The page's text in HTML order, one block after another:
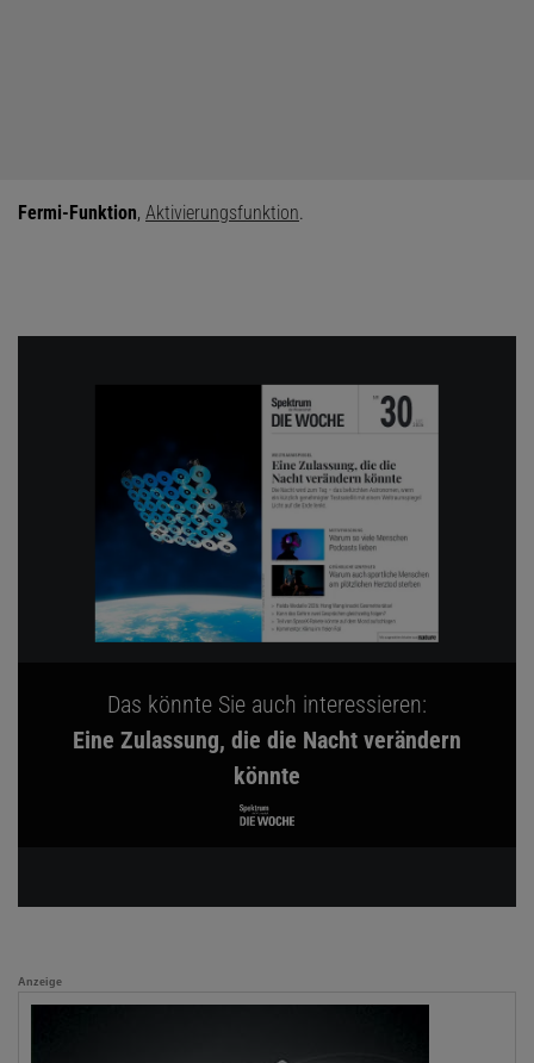
Fermi-Funktion, Aktivierungsfunktion.
Das könnte Sie auch interessieren:
Eine Zulassung, die die Nacht verändern
könnte
Anzeige